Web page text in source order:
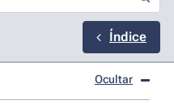
Índice
Ocultar